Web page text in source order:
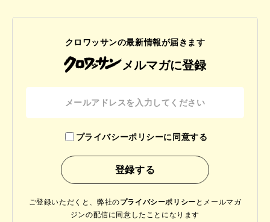
クロワッサンの最新情報が届きます
メルマガに登録
プライバシーポリシーに同意する
ご登録いただくと、弊社のプライバシーポリシー と メールマガ
ジンの配信に同意したことになります